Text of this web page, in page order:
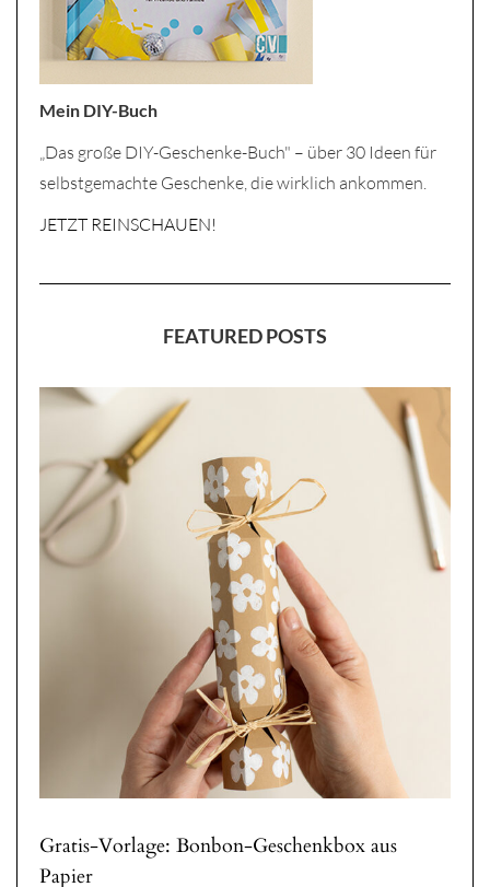
Mein DIY-Buch
„Das große DIY-Geschenke-Buch" – über 30 Ideen für
selbstgemachte Geschenke, die wirklich ankommen.
JETZT REINSCHAUEN!
FEATURED POSTS
Gratis-Vorlage: Bonbon-Geschenkbox aus
Papier